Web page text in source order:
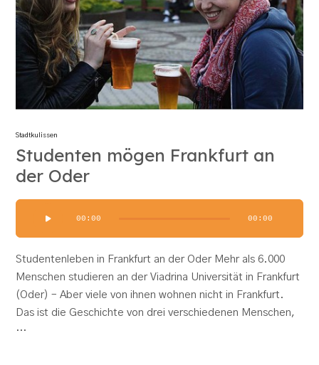
Stadtkulissen
Studenten mögen Frankfurt an
der Oder
00:00 00:00
Studentenleben in Frankfurt an der Oder Mehr als 6.000
Menschen studieren an der Viadrina Universität in Frankfurt
(Oder) – Aber viele von ihnen wohnen nicht in Frankfurt.
Das ist die Geschichte von drei verschiedenen Menschen,
…